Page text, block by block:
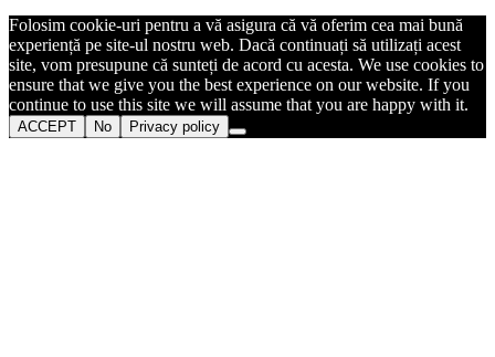
Folosim cookie-uri pentru a vă asigura că vă oferim cea mai bună
experiență pe site-ul nostru web. Dacă continuați să utilizați acest
site, vom presupune că sunteți de acord cu acesta. We use cookies to
ensure that we give you the best experience on our website. If you
continue to use this site we will assume that you are happy with it.
ACCEPT No Privacy policy